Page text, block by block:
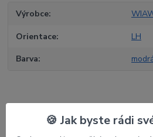
Výrobce
Orientace LH
Barva
Zboží zařazeno v kategoriích
🍪 Jak byste rádi